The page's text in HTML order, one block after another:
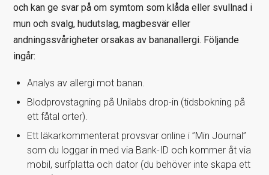
och kan ge svar på om symtom som klåda eller svullnad i
mun och svalg, hudutslag, magbesvär eller
andningssvårigheter orsakas av bananallergi. Följande
ingår:
Analys av allergi mot banan.
Blodprovstagning på Unilabs drop-in (tidsbokning på
ett fåtal orter).
Ett läkarkommenterat provsvar online i ”Min Journal”
som du loggar in med via Bank-ID och kommer åt via
mobil, surfplatta och dator (du behöver inte skapa ett